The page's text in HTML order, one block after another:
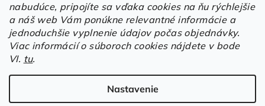
nabudúce, pripojíte sa vďaka cookies na ňu rýchlejšie
a náš web Vám ponúkne relevantné informácie a
jednoduchšie vyplnenie údajov počas objednávky.
Viac informácií o súboroch cookies nájdete v bode
VI. tu.
Nastavenie
Športové pracovné poltopánky PRESTIGE CLASSIC biele
Hodnotenie produktu je 5 z 5 hviezdičiek.
| Mária
Á
u
e
Elstrote®. Všetky práva vyhradené.